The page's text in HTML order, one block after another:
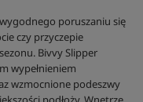
poruszaniu się
czy przyczepie
Bivvy Slipper
wypełnieniem
wzmocnione podeszwy